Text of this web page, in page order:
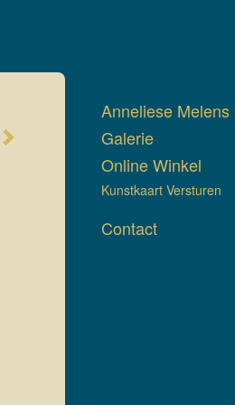
Anneliese Melens
Galerie
Online Winkel
Kunstkaart Versturen
Contact